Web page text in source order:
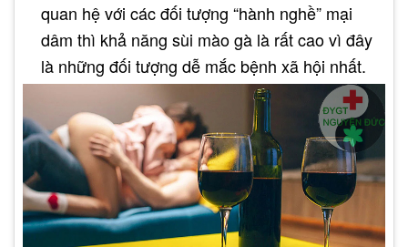
quan hệ với các đối tượng “hành nghề” mại
dâm thì khả năng sùi mào gà là rất cao vì đây
là những đối tượng dễ mắc bệnh xã hội nhất.